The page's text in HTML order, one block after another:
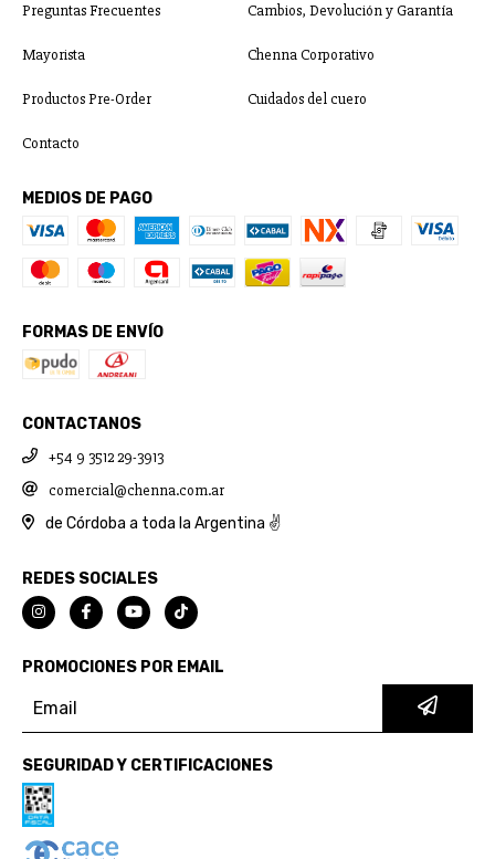
Preguntas Frecuentes Cambios, Devolución y Garantía
Mayorista Chenna Corporativo
Productos Pre-Order Cuidados del cuero
Contacto
MEDIOS DE PAGO
FORMAS DE ENVÍO
CONTACTANOS
+54 9 3512 29-3913
comercial@chenna.com.ar
de Córdoba a toda la Argentina ✌
REDES SOCIALES
PROMOCIONES POR EMAIL
SEGURIDAD Y CERTIFICACIONES